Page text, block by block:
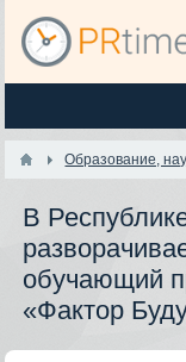
Образование,
В
обучающий
«Фактор